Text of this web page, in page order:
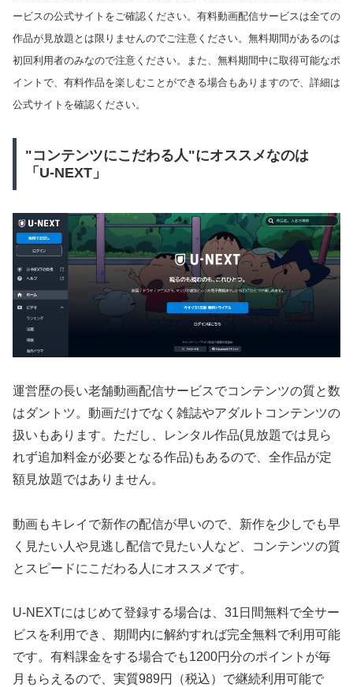
ービスの公式サイトをご確認ください。有料動画配信サービスは全ての
作品が見放題とは限りませんのでご注意ください。無料期間があるのは
初回利用者のみなので注意ください。また、無料期間中に取得可能なポ
イントで、有料作品を楽しむことができる場合もありますので、詳細は
公式サイトを確認ください。
"コンテンツにこだわる人"にオススメなのは
「U-NEXT」
運営歴の長い老舗動画配信サービスでコンテンツの質と数
はダントツ。動画だけでなく雑誌やアダルトコンテンツの
扱いもあります。ただし、レンタル作品(見放題では見ら
れず追加料金が必要となる作品)もあるので、全作品が定
額見放題ではありません。
動画もキレイで新作の配信が早いので、新作を少しでも早
く見たい人や見逃し配信で見たい人など、コンテンツの質
とスピードにこだわる人にオススメです。
U-NEXTにはじめて登録する場合は、31日間無料で全サー
ビスを利用でき、期間内に解約すれば完全無料で利用可能
です。有料課金をする場合でも1200円分のポイントが毎
月もらえるので、実質989円（税込）で継続利用可能で